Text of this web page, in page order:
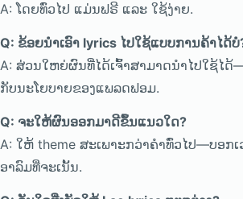
A: ໂດຍທົ່ວໄປ ແມ່ນຟຣີ ແລະ ໃຊ້ງ່າຍ.
Q: ຂ້ອຍນຳເອົາ lyrics ໄປໃຊ້ແບບການຄ້າໄດ້ບໍ
A: ສ່ວນໃຫຍ່ຜົນທີ່ໄດ້ເຈົ້າສາມາດນຳໄປໃຊ້ໄ
ກັບນະໂຍບາຍຂອງແພລດຟອມ.
Q: ຈະໃຫ້ຜົນອອກມາດີຂຶ້ນແນວໃດ?
A: ໃຫ້ theme ສະເພາະກວ່າຄຳທົ່ວໄປ—ບອກ
ອາລົມທີ່ຈະເນັ້ນ.